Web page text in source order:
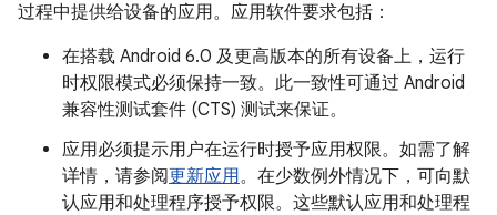
过程中提供给设备的应用。应用软件要求包括：
在搭载 Android 6.0 及更高版本的所有设备上，运行
时权限模式必须保持一致。此一致性可通过 Android
兼容性测试套件 (CTS) 测试来保证。
应用必须提示用户在运行时授予应用权限。如需了解
详情，请参阅更新应用。在少数例外情况下，可向默
认应用和处理程序授予权限。这些默认应用和处理程